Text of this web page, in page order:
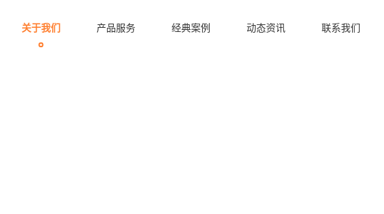
关于我们 产品服务 经典案例 动态资讯 联系我们